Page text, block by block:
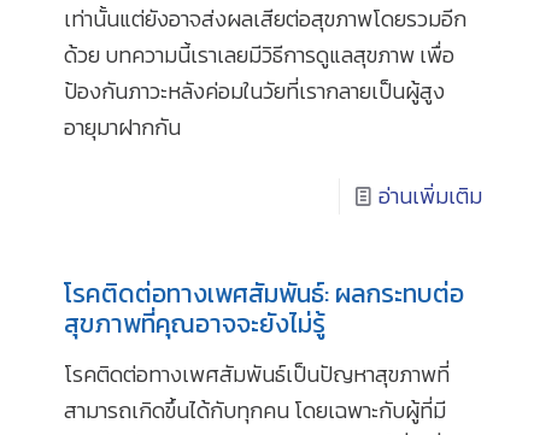
เท่านั้นแต่ยังอาจส่งผลเสียต่อสุขภาพโดยรวมอีก
ด้วย บทความนี้เราเลยมีวิธีการดูแลสุขภาพ เพื่อ
ป้องกันภาวะหลังค่อมในวัยที่เรากลายเป็นผู้สูง
อายุมาฝากกัน
อ่านเพิ่มเติม
โรคติดต่อทางเพศสัมพันธ์: ผลกระทบต่อ
สุขภาพที่คุณอาจจะยังไม่รู้
โรคติดต่อทางเพศสัมพันธ์เป็นปัญหาสุขภาพที่
สามารถเกิดขึ้นได้กับทุกคน โดยเฉพาะกับผู้ที่มี